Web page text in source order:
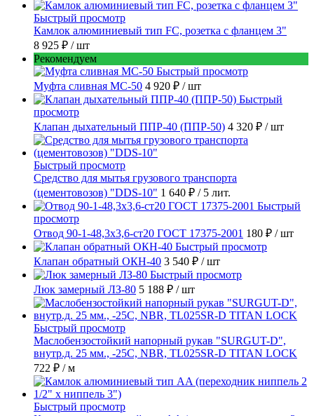
Быстрый просмотр
Камлок алюминиевый тип FC, розетка с фланцем 3"
8 925 ₽ / шт
Рекомендуем
Быстрый просмотр
Муфта сливная МС-50 4 920 ₽ / шт
Быстрый
просмотр
Клапан дыхательный ППР-40 (ППР-50) 4 320 ₽ / шт
Быстрый просмотр
Средство для мытья грузового транспорта
(цементовозов) "DDS-10" 1 640 ₽ / 5 лит.
Быстрый
просмотр
Отвод 90-1-48,3х3,6-ст20 ГОСТ 17375-2001 180 ₽ / шт
Быстрый просмотр
Клапан обратный ОКН-40 3 540 ₽ / шт
Быстрый просмотр
Люк замерный ЛЗ-80 5 188 ₽ / шт
Быстрый просмотр
Маслобензостойкий напорный рукав "SURGUT-D",
внутр.д. 25 мм., -25C, NBR, TL025SR-D TITAN LOCK
722 ₽ / м
Быстрый просмотр